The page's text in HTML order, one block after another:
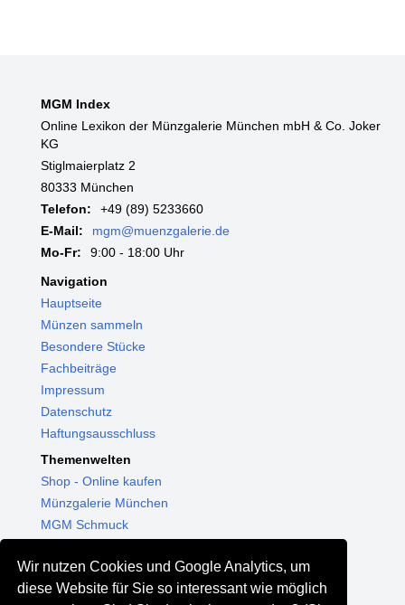
Wir nutzen Cookies und Google Analytics, um
diese Website für Sie so interessant wie möglich
MGM Index
Online Lexikon der Münzgalerie München mbH & Co. Joker
KG
Stiglmaierplatz 2
80333 München
Telefon:
+49 (89) 5233660
E-Mail:
mgm@muenzgalerie.de
Mo-Fr:
9:00 - 18:00 Uhr
Navigation
Hauptseite
Münzen sammeln
Besondere Stücke
Fachbeiträge
Impressum
Datenschutz
Haftungsausschluss
Themenwelten
Shop - Online kaufen
Münzgalerie München
MGM Schmuck